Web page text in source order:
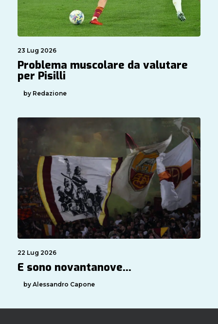
23 Lug 2026
Problema muscolare da valutare
per Pisilli
by Redazione
22 Lug 2026
E sono novantanove…
by Alessandro Capone